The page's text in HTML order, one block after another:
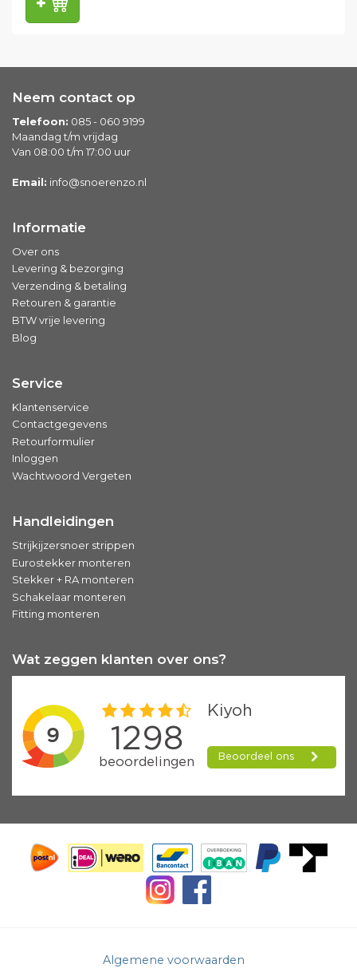
Neem contact op
Telefoon: 085 - 060 9199
Maandag t/m vrijdag
Van 08:00 t/m 17:00 uur
Email: info@snoerenzo.nl
Informatie
Over ons
Levering & bezorging
Verzending & betaling
Retouren & garantie
BTW vrije levering
Blog
Service
Klantenservice
Contactgegevens
Retourformulier
Inloggen
Wachtwoord Vergeten
Handleidingen
Strijkijzersnoer strippen
Eurostekker monteren
Stekker + RA monteren
Schakelaar monteren
Fitting monteren
Wat zeggen klanten over ons?
Algemene voorwaarden